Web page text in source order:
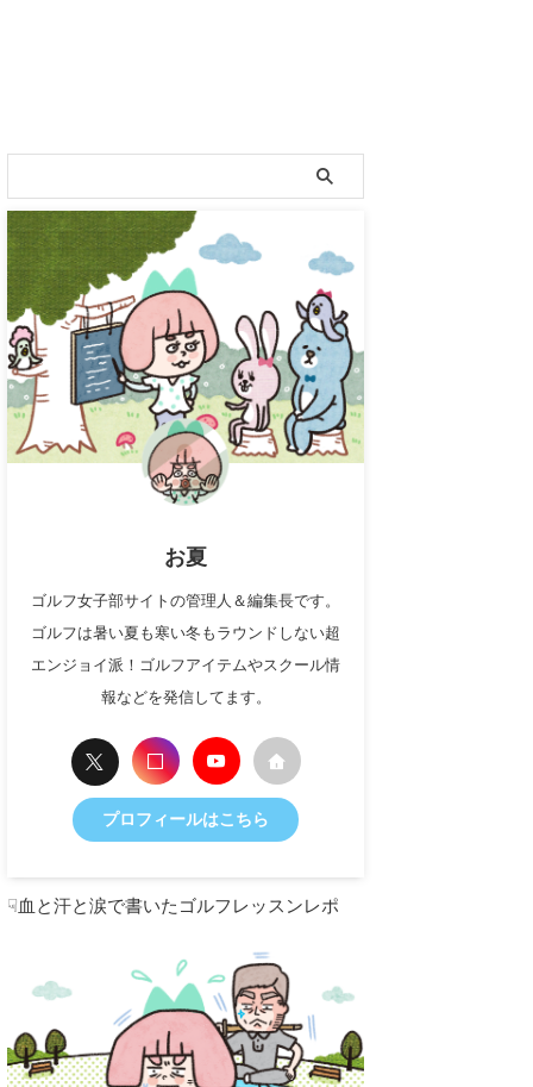
お夏
ゴルフ女子部サイトの管理人＆編集長です。
ゴルフは暑い夏も寒い冬もラウンドしない超
エンジョイ派！ゴルフアイテムやスクール情
報などを発信してます。
プロフィールはこちら
☟血と汗と涙で書いたゴルフレッスンレポ